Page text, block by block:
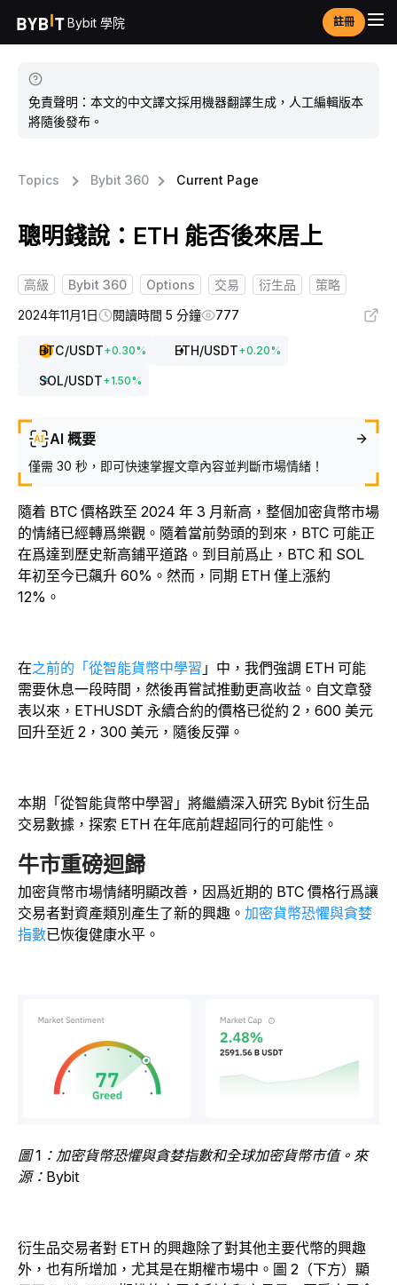
Bybit 學院 註冊
免責聲明：本文的中文譯文採用機器翻譯生成，人工編輯版本
將隨後發布。
Topics Bybit 360 Current Page
聰明錢說：ETH 能否後來居上
高級 Bybit 360 Options 交易 衍生品
策略
2024年11月1日
閱讀時間 5 分鐘 777
BTC/USDT+0.30% ETH/USDT+0.20%
SOL/USDT+1.50%
AI 概要
僅需 30 秒，即可快速掌握文章內容並判斷市場情緒！
隨着 BTC 價格跌至 2024 年 3 月新高，整個加密貨幣市場
的情緒已經轉爲樂觀。隨着當前勢頭的到來，BTC 可能正
在爲達到歷史新高鋪平道路。到目前爲止，BTC 和 SOL
年初至今已飆升 60%。然而，同期 ETH 僅上漲約
12%。
在之前的「從智能貨幣中學習 」中 ，我們強調 ETH 可能
需要休息一段時間，然後再嘗試推動更高收益。自文章發
表以來，ETHUSDT 永續合約的價格已從約 2，600 美元
回升至近 2，300 美元，隨後反彈。
本期「從智能貨幣中學習」將繼續深入研究 Bybit 衍生品
交易數據，探索 ETH 在年底前趕超同行的可能性。
牛市重磅迴歸
加密貨幣市場情緒明顯改善，因爲近期的 BTC 價格行爲讓
交易者對資產類別產生了新的興趣。 加密貨幣恐懼與貪婪
指數已恢復健康水平。
圖 1：加密貨幣恐懼與貪婪指數和全球加密貨幣市值。來
源：Bybit
衍生品交易者對 ETH 的興趣除了對其他主要代幣的興趣
外，也有所增加，尤其是在期權市場中。圖 2（下方）顯